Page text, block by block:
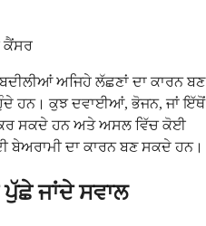
ਕੈਂਸਰ
ਅਜਿਹੇ ਲੱਛਣਾਂ ਦਾ ਕਾਰਨ ਬਣ
ਹਨ। ਕੁਝ ਦਵਾਈਆਂ, ਭੋਜਨ, ਜਾਂ ਇੱਥੋਂ
ਕਰ ਸਕਦੇ ਹਨ ਅਤੇ ਅਸਲ ਵਿੱਚ ਕੋਈ
ਬੇਅਰਾਮੀ ਦਾ ਕਾਰਨ ਬਣ ਸਕਦੇ ਹਨ।
ਜਾਂਦੇ ਸਵਾਲ